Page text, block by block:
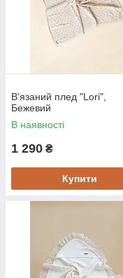
В'язаний плед "Lori",
Бежевий
В наявності
1 290 ₴
Купити